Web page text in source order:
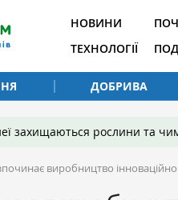
НОВИНИ
ТЕХНОЛОГІЇ
ДОБРИВА
захищаються рослини та
виробництво